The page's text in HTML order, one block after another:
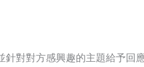
對對方感興趣的主題給予